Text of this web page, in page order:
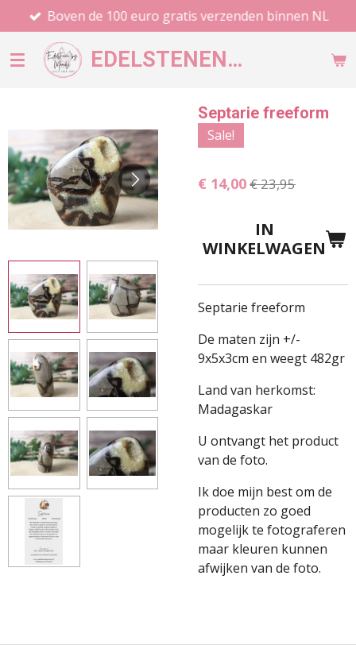
direct
naar
EDELSTENEN
BY MANDY
Boven de 100 euro gratis verzenden binnen NL
Septarie freeform
Sale!
€ 14,00€ 23,95
IN
WINKELWAGEN
Septarie freeform
De maten zijn +/-
9x5x3cm en weegt 482gr
Land van herkomst:
Madagaskar
U ontvangt het product
van de foto.
Ik doe mijn best om de
producten zo goed
mogelijk te fotograferen
maar kleuren kunnen
afwijken van de foto.